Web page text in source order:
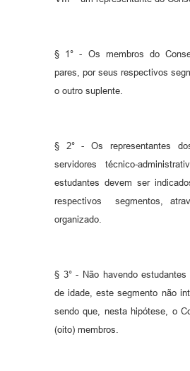
§ 1° - Os membros do
pares, por seus respectivos
o outro suplente.
§ 2° - Os representantes
servidores técnico-
estudantes devem ser
respectivos segmentos,
organizado.
§ 3° - Não havendo
de idade, este segmento não
sendo que, nesta hipótese, o
(oito) membros.